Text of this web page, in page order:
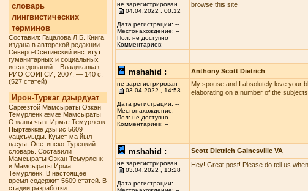
словарь
лингвистических
терминов
Составил: Гацалова Л.Б. Книга
издана в авторской редакции.
Северо-Осетинский институт
гуманитарных и социальных
исследований – Владикавказ:
РИО СОИГСИ, 2007. — 140 с.
(527 статей)
Ирон-Туркаг дзырдуат
Сарæзтой Мамсыраты Озкан
Темурленк æмæ Мамсыраты
Озканы чызг Ирмæ Темурленк.
Ныртæккæ дзы ис 5609
уацхъуыды. Куыст ма йыл
цæуы. Осетинско-Турецкий
словарь. Составили
Мамсыраты Озкан Темурленк
и Мамсыраты Ирма
Темурленк. В настоящее
время содержит 5609 статей. В
стадии разработки.
не зарегистрирован
04.04.2022 , 00:12
Дата регистрации: --
Местонахождение: --
Пол: не доступно
Комментариев: --
browse this site
mshahid : Anthony Scott Dietrich
не зарегистрирован
03.04.2022 , 14:53
Дата регистрации: --
Местонахождение: --
Пол: не доступно
Комментариев: --
My spouse and I absolutely love your
elaborating on a number of the
mshahid : Scott Dietrich Gainesville VA
не зарегистрирован
03.04.2022 , 13:28
Дата регистрации: --
Hey! Great post! Please do tell us